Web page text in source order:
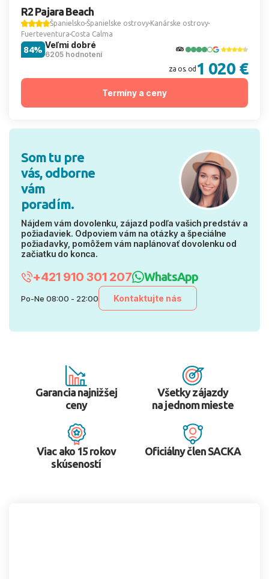
R2 Pajara Beach
Španielsko Španielske ostrovy Kanárske ostrovy
Fuerteventura Costa Calma
Veľmi dobré
6205 hodnotení
84%
za os. od 1 020 €
Termíny a ceny
Som tu pre
vás, odborne
vám
poradím.
Nájdem vám dovolenku, zájazd podľa vašich predstáv a
požiadaviek. Odpoviem vám na otázky a špeciálne
požiadavky, pomôžem vám naplánovať dovolenku od
začiatku do konca.
+421 910 301 207 WhatsApp
Po-Ne 08:00 - 22:00 Kontaktujte nás
Garancia najnižšej
ceny
Všetky zájazdy
na jednom mieste
Viac ako 15 rokov
skúseností
Oficiálny člen SACKA